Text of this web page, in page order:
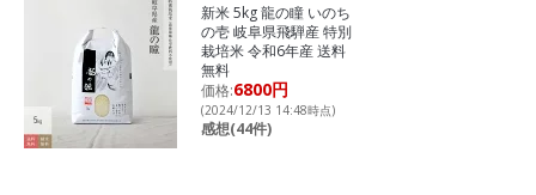
新米 5kg 龍の瞳 いのち
の壱 岐阜県飛騨産 特別
栽培米 令和6年産 送料
無料
価格:6800円
(2024/12/13 14:48時点)
感想(44件)